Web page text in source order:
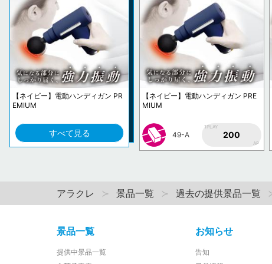
【ネイビー】電動ハンディガン PR
EMIUM
すべて見る
【ネイビー】電動ハンディガン PRE
MIUM
49-A
1PLAY
200
AP
アラクレ 景品一覧 過去の提供景品一覧
景品一覧
提供中景品一覧
お知らせ
告知